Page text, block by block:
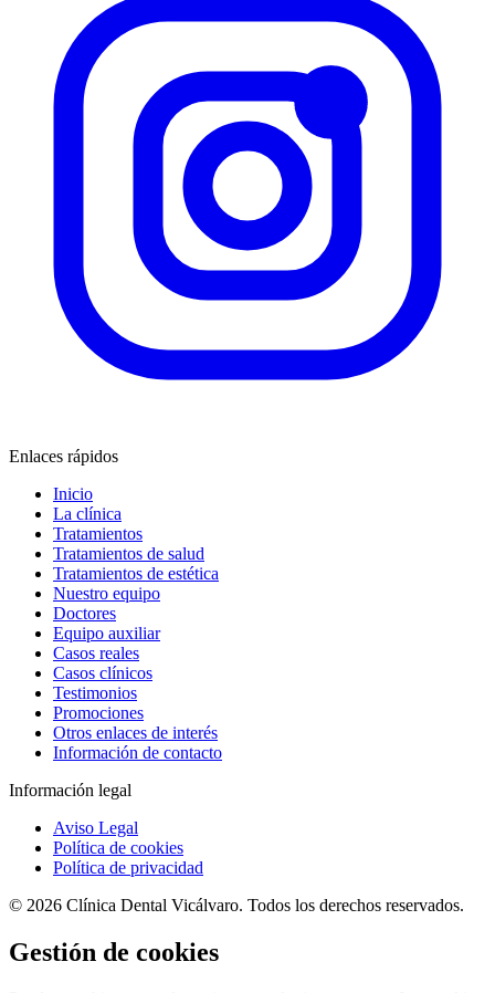
Enlaces rápidos
Inicio
La clínica
Tratamientos
Tratamientos de salud
Tratamientos de estética
Nuestro equipo
Doctores
Equipo auxiliar
Casos reales
Casos clínicos
Testimonios
Promociones
Otros enlaces de interés
Información de contacto
Información legal
Aviso Legal
Política de cookies
Política de privacidad
© 2026 Clínica Dental Vicálvaro. Todos los derechos reservados.
Gestión de cookies